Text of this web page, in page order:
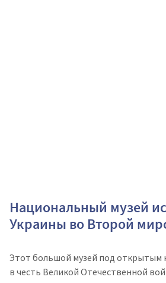
Национальный музей
Украины во Второй
Этот большой музей под открытым
в честь Великой Отечественной